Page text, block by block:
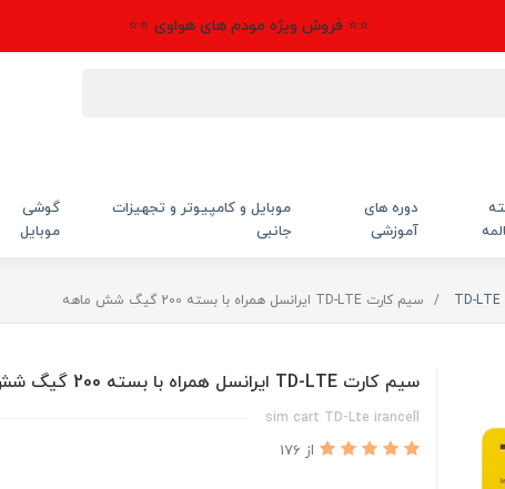
⭐⭐ فروش ویژه مودم های هواوی ⭐⭐
دوره های
آموزشی
موبایل و کامپیوتر و تجهیزات
جانبی
گوشی
موبایل
سیم کارت TD-LTE ایرانسل همراه با بسته 200 گیگ شش ماهه
سیم کارت TD-LTE ایرانسل همراه با بسته 200 گیگ شش ماهه
sim cart TD-Lte irancell
از 176